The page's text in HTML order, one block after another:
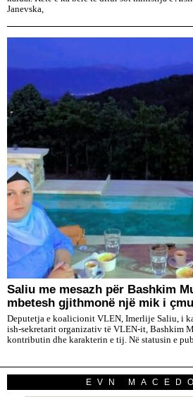
Janevska,
Saliu me mesazh për Bashkim
mbetesh gjithmonë një mik i
Deputetja e koalicionit VLEN, Imerlije Saliu, i
ish-sekretarit organizativ të VLEN-it, Bashkim
kontributin dhe karakterin e tij. Në statusin e
EVN